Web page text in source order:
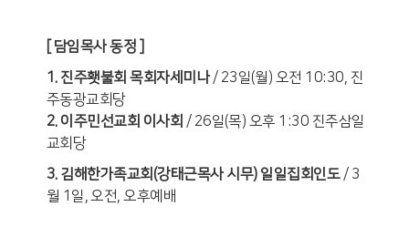
담임목사 동정
1. 진주횃불회 목회자세미나/ 23일(월) 오전 10:30, 진
주동광교회당
2. 이주민선교회 이사회 / 26일(목) 오후 1:30 진주삼일
교회당
3. 김해한가족교회(강태근목사 시무) 일일집회인도 / 3
월 1 일 ,오전,오후예배